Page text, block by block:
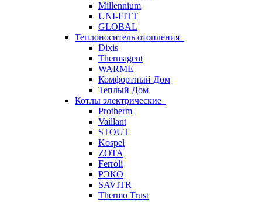
Millennium
UNI-FITT
GLOBAL
Теплоноситель отопления
Dixis
Thermagent
WARME
Комфортный Дом
Теплый Дом
Котлы электрические
Protherm
Vaillant
STOUT
Kospel
ZOTA
Ferroli
РЭКО
SAVITR
Thermo Trust